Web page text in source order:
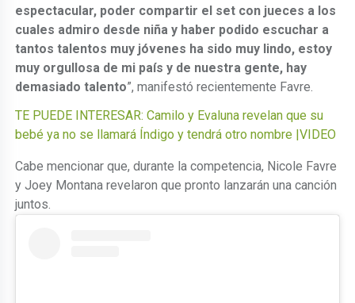
espectacular, poder compartir el set con jueces a los
cuales admiro desde niña y haber podido escuchar a
tantos talentos muy jóvenes ha sido muy lindo, estoy
muy orgullosa de mi país y de nuestra gente, hay
demasiado talento”, manifestó recientemente Favre.
TE PUEDE INTERESAR: Camilo y Evaluna revelan que su
bebé ya no se llamará Índigo y tendrá otro nombre |VIDEO
Cabe mencionar que, durante la competencia, Nicole Favre
y Joey Montana revelaron que pronto lanzarán una canción
juntos.